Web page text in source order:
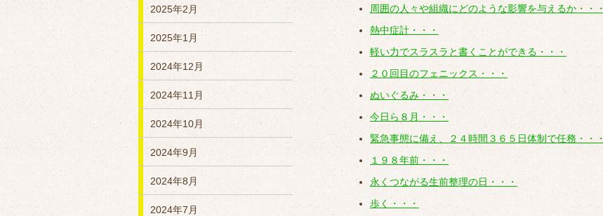
周囲の人々や組織にどのような影響を与えるか・・・
熱中症計・・・
軽い力でスラスラと書くことができる・・・
２０回目のフェニックス・・・
ぬいぐるみ・・・
今日ら８月・・・
緊急事態に備え、２４時間３６５日体制で任務・・・
１９８年前・・・
永くつながる生前整理の日・・・
歩く・・・
2025年2月
2025年1月
2024年12月
2024年11月
2024年10月
2024年9月
2024年8月
2024年7月